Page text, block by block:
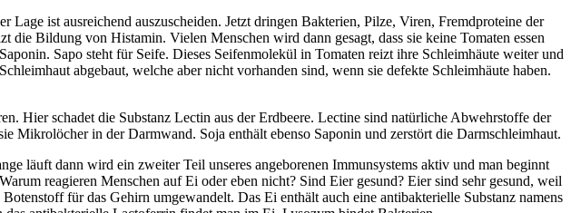
ist ausreichend auszuscheiden. Jetzt dringen Bakterien, Pilze, Viren, Fremdproteine der
Bildung von Histamin. Vielen Menschen wird dann gesagt, dass sie keine Tomaten essen
Sapo steht für Seife. Dieses Seifenmolekül in Tomaten reizt ihre Schleimhäute weiter und
abgebaut, welche aber nicht vorhanden sind, wenn sie defekte Schleimhäute haben.
Hier schadet die Substanz Lectin aus der Erdbeere. Lectine sind natürliche Abwehrstoffe der
Mikrolöcher in der Darmwand. Soja enthält ebenso Saponin und zerstört die Darmschleimhaut.
läuft dann wird ein zweiter Teil unseres angeborenen Immunsystems aktiv und man beginnt
reagieren Menschen auf Ei oder eben nicht? Sind Eier gesund? Eier sind sehr gesund, weil
für das Gehirn umgewandelt. Das Ei enthält auch eine antibakterielle Substanz namens